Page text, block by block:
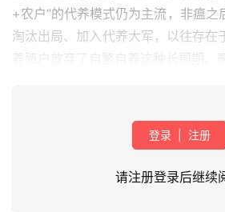
+农户”的代养模式仍为主流，非瘟之
淘汰出局、加入代养大军，以往存在
养殖户放弃了自繁自养这种长周期、
登录 注册
请注册登录后继续